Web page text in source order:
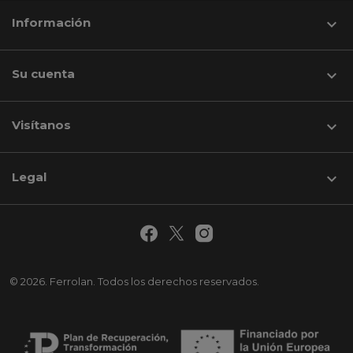
Información 
Su cuenta 
Visítanos keyboard_arrow_down
© 2026. Ferrolan. Todos los derechos reservados.
Legal 